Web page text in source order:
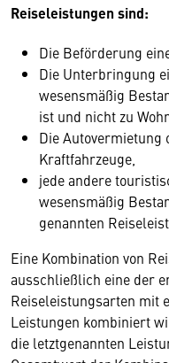
Reiseleistungen sind:
Die Beförderung
Die Unterbringung
wesensmäßig
ist und nicht zu
Die Autovermietung
Kraftfahrzeuge,
jede andere
wesensmäßig
genannten
Eine Kombination von
ausschließlich eine der
Reiseleistungsarten mit
Leistungen kombiniert
die letztgenannten